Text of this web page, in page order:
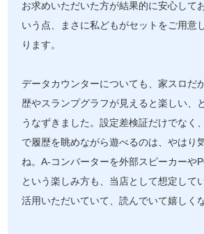
お求めいただいた方が結果的に安心して
いう点、まさに私どもがセットをご用意
ります。
データカウンターについても、家スロだ
歴やスランプグラフが見えると楽しい、
うなずきました。設定差検証だけでなく
で履歴を眺めながら遊べるのは、やはり
ね。A-コンバーターを外部スピーカーや
という楽しみ方も、当店として想定して
活用いただいていて、読んでいて嬉しく